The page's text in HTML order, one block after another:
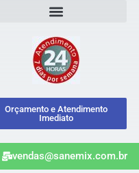
Orçamento e Atendimento
Imediato
vendas@sanemix.com.br